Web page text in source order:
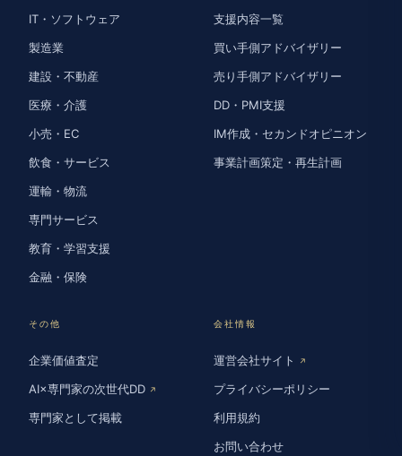
IT・ソフトウェア
製造業
建設・不動産
医療・介護
小売・EC
飲食・サービス
運輸・物流
専門サービス
教育・学習支援
金融・保険
支援内容一覧
買い手側アドバイザリー
売り手側アドバイザリー
DD・PMI支援
IM作成・セカンドオピニオン
事業計画策定・再生計画
その他
企業価値査定
AI×専門家の次世代DD ↗
専門家として掲載
会社情報
運営会社サイト ↗
プライバシーポリシー
利用規約
お問い合わせ